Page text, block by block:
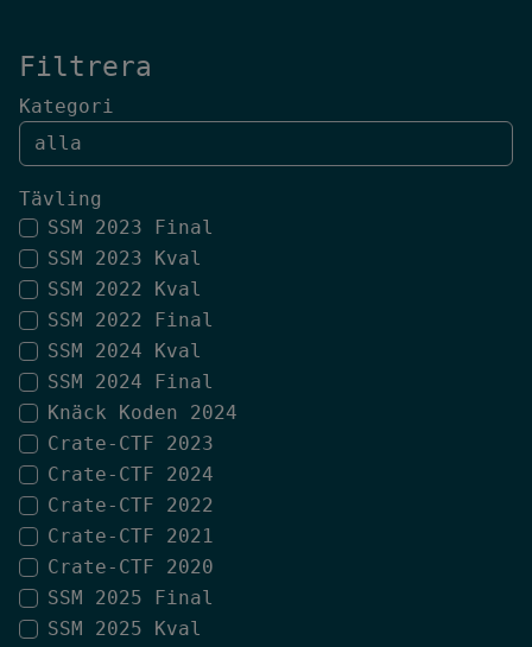
Filtrera
Kategori
Tävling
SSM 2023 Final
SSM 2023 Kval
SSM 2022 Kval
SSM 2022 Final
SSM 2024 Kval
SSM 2024 Final
Knäck Koden 2024
Crate-CTF 2023
Crate-CTF 2024
Crate-CTF 2022
Crate-CTF 2021
Crate-CTF 2020
SSM 2025 Final
SSM 2025 Kval